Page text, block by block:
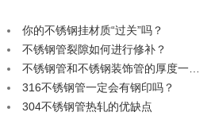
你的不锈钢挂材质“过关”吗？
不锈钢管裂隙如何进行修补？
不锈钢管和不锈钢装饰管的厚度一…
316不锈钢管一定会有钢印吗？
304不锈钢管热轧的优缺点